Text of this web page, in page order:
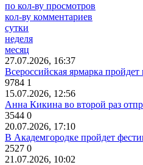
по кол-ву просмотров
кол-ву комментариев
сутки
неделя
месяц
27.07.2026, 16:37
Всероссийская ярмарка
9784 1
15.07.2026, 12:56
Анна Кикина во второй раз
3544 0
20.07.2026, 17:10
В Академгородке пройдет
2527 0
21.07.2026, 10:02